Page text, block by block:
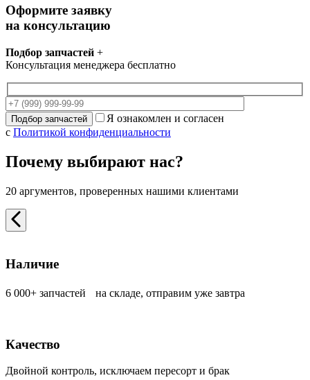
Оформите заявку
на консультацию
Подбор запчастей +
Консультация менеджера бесплатно
Я ознакомлен и согласен
с Политикой конфиденциальности
Почему выбирают нас?
20 аргументов, проверенных нашими клиентами
Наличие
6 000+ запчастей на складе, отправим уже завтра
Качество
Двойной контроль, исключаем пересорт и брак